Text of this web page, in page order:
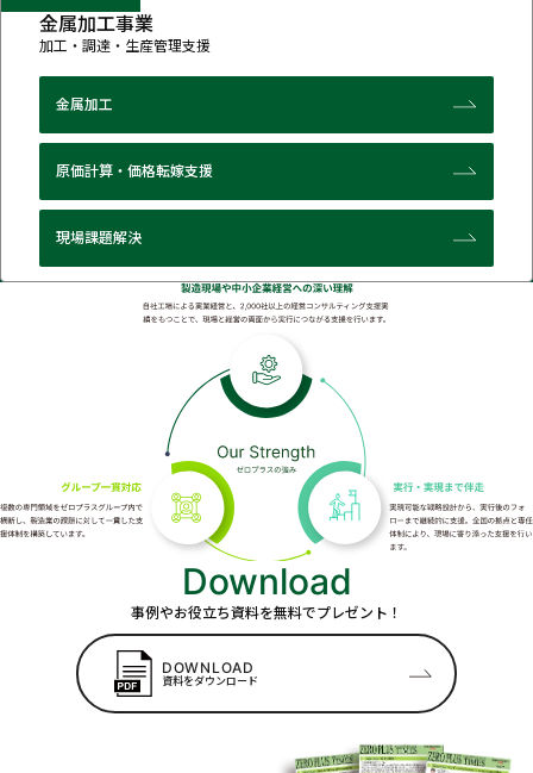
金属加工事業
加工・調達・生産管理支援
金属加工
原価計算・ 価格転嫁支援
現場課題解決
Download
事例やお役立ち資料を無料でプレゼント！
DOWNLOAD
資料をダウンロード